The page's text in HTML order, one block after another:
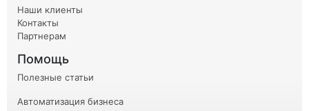
Наши клиенты
Контакты
Партнерам
Помощь
Полезные статьи
Автоматизация бизнеса